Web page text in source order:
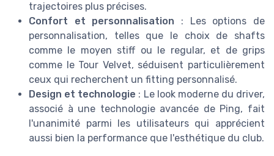
trajectoires plus précises.
Confort et personnalisation : Les options de
personnalisation, telles que le choix de shafts
comme le moyen stiff ou le regular, et de grips
comme le Tour Velvet, séduisent particulièrement
ceux qui recherchent un fitting personnalisé.
Design et technologie : Le look moderne du driver,
associé à une technologie avancée de Ping, fait
l'unanimité parmi les utilisateurs qui apprécient
aussi bien la performance que l'esthétique du club.